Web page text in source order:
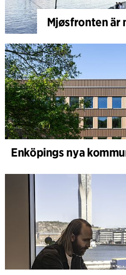
Mjøsfronten är
Enköpings nya